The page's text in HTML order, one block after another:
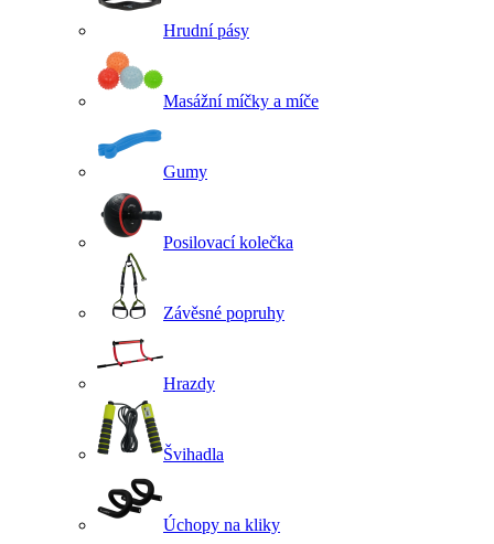
Hrudní pásy
Masážní míčky a míče
Gumy
Posilovací kolečka
Závěsné popruhy
Hrazdy
Švihadla
Úchopy na kliky